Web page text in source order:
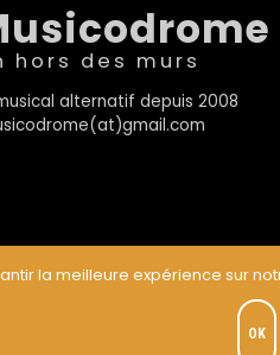
hors des murs
alternatif depuis 2008
la meilleure expérience sur
OK